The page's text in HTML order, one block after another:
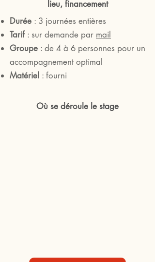
lieu, financement
Durée : 3 journées entières
Tarif : sur demande par mail
Groupe : de 4 à 6 personnes pour un
accompagnement optimal
Matériel : fourni
Où se déroule le stage